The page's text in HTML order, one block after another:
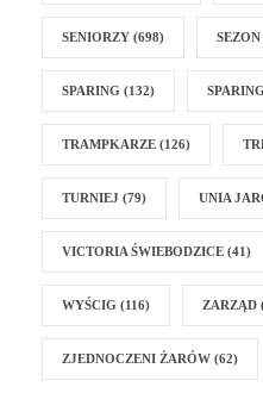
SENIORZY (698) SEZON
SPARING (132)
TRAMPKARZE (126)
TURNIEJ (79) UNIA
VICTORIA ŚWIEBODZICE (41)
WYŚCIG (116) ZARZĄD
ZJEDNOCZENI ŻARÓW (62)